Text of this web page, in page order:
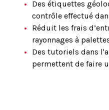
Des étiquettes
contrôle effectué
Réduit les frais
rayonnages à
Des tutoriels dans
permettent de faire